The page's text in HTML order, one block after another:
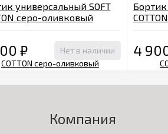
универсальный SOFT
серо-оливковый
₽ Нет в наличии
Бортик
4
Компания